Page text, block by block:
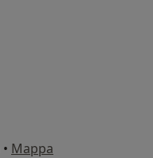
• Mappa